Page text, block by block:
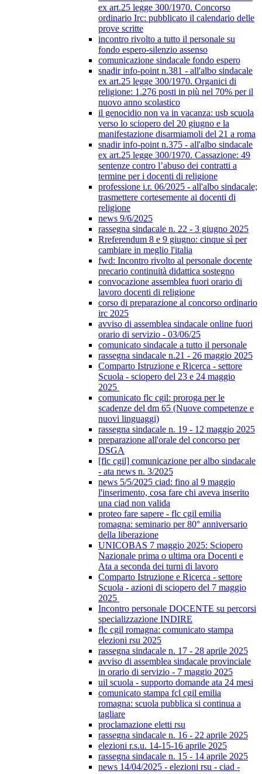
ex art.25 legge 300/1970. Concorso
ordinario Irc: pubblicato il calendario delle
prove scritte
incontro rivolto a tutto il personale su
fondo espero-silenzio assenso
comunicazione sindacale fondo espero
snadir info-point n.381 - all'albo sindacale
ex art.25 legge 300/1970. Organici di
religione: 1.276 posti in più nel 70% per il
nuovo anno scolastico
il genocidio non va in vacanza: usb scuola
verso lo sciopero del 20 giugno e la
manifestazione disarmiamoli del 21 a roma
snadir info-point n.375 - all'albo sindacale
ex art.25 legge 300/1970. Cassazione: 49
sentenze contro l’abuso dei contratti a
termine per i docenti di religione
professione i.r. 06/2025 - all'albo sindacale;
trasmettere cortesemente ai docenti di
religione
news 9/6/2025
rassegna sindacale n. 22 - 3 giugno 2025
Rreferendum 8 e 9 giugno: cinque sì per
cambiare in meglio l'italia
fwd: Incontro rivolto al personale docente
precario continuità didattica sostegno
convocazione assemblea fuori orario di
lavoro docenti di religione
corso di preparazione al concorso ordinario
irc 2025
avviso di assemblea sindacale online fuori
orario di servizio - 03/06/25
comunicato sindacale a tutto il personale
rassegna sindacale n.21 - 26 maggio 2025
Comparto Istruzione e Ricerca - settore
Scuola - sciopero del 23 e 24 maggio
2025
comunicato flc cgil: proroga per le
scadenze del dm 65 (Nuove competenze e
nuovi linguaggi)
rassegna sindacale n. 19 - 12 maggio 2025
preparazione all'orale del concorso per
DSGA
[flc cgil] comunicazione per albo sindacale
- ata news n. 3/2025
news 5/5/2025 ciad: fino al 9 maggio
l'inserimento, cosa fare chi aveva inserito
una ciad non valida
proteo fare sapere - flc cgil emilia
romagna: seminario per 80° anniversario
della liberazione
UNICOBAS 7 maggio 2025: Sciopero
Nazionale prima o ultima ora Docenti e
Ata a seconda dei turni di lavoro
Comparto Istruzione e Ricerca - settore
Scuola - azioni di sciopero del 7 maggio
2025
Incontro personale DOCENTE su percorsi
specializzazione INDIRE
flc cgil romagna: comunicato stampa
elezioni rsu 2025
rassegna sindacale n. 17 - 28 aprile 2025
avviso di assemblea sindacale provinciale
in orario di servizio - 7 maggio 2025
uil scuola - supporto domande ata 24 mesi
comunicato stampa fcl cgil emilia
romagna: scuola pubblica si continua a
tagliare
proclamazione eletti rsu
rassegna sindacale n. 16 - 22 aprile 2025
elezioni r.s.u. 14-15-16 aprile 2025
rassegna sindacale n. 15 - 14 aprile 2025
news 14/04/2025 - elezioni rsu - ciad -